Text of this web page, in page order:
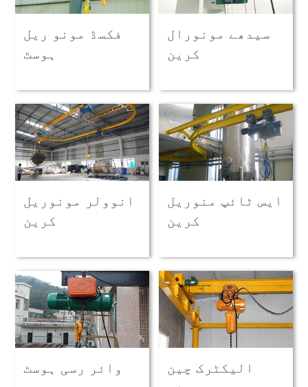
فکسڈ مونو ریل
ہوسٹ
سیدھے مونورال
کرین
انوولر مونوریل
کرین
ایس ٹائپ منوریل
کرین
وائر رسی ہوسٹ
الیکٹرک چین